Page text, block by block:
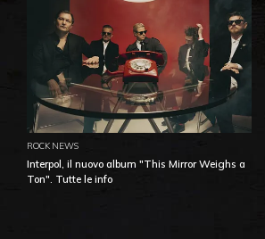
ROCK NEWS
Interpol, il nuovo album "This Mirror Weighs a
Ton". Tutte le info